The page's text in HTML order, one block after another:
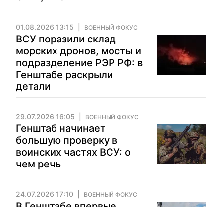
01.08.2026 13:15 ВОЕННЫЙ ФОКУС
ВСУ поразили склад
морских дронов, мосты и
подразделение РЭР РФ: в
Генштабе раскрыли
детали
29.07.2026 16:05 ВОЕННЫЙ ФОКУС
Генштаб начинает
большую проверку в
воинских частях ВСУ: о
чем речь
24.07.2026 17:10 ВОЕННЫЙ ФОКУС